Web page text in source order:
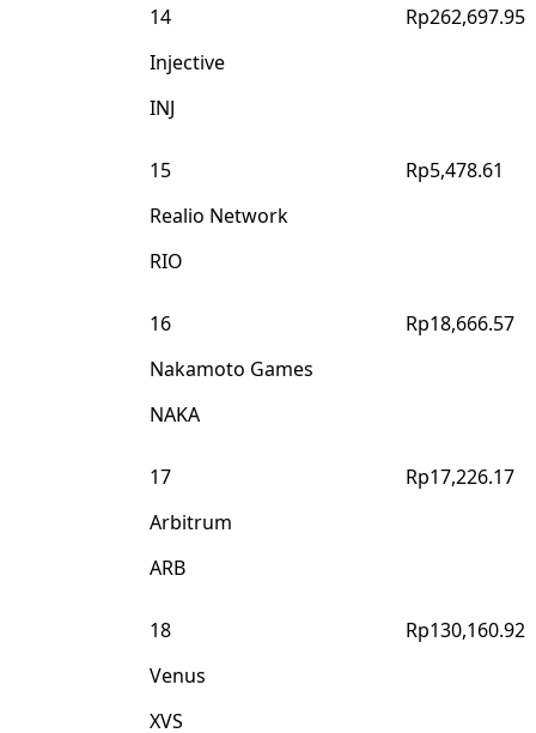
14
Rp262,697.95
Injective
INJ
15
Rp5,478.61
Realio Network
RIO
16
Rp18,666.57
Nakamoto Games
NAKA
17
Rp17,226.17
Arbitrum
ARB
18
Rp130,160.92
Venus
XVS